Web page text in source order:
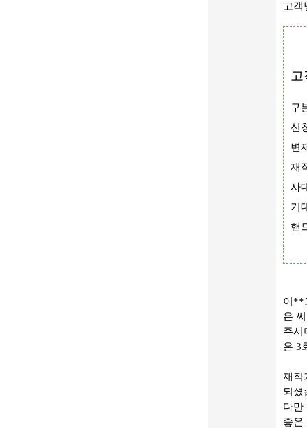
고객
구
신
변
재
사
기
핸
이**
은
주시
은 3
재직
되셨
다만
좋은